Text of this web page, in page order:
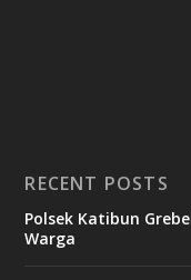
RECENT POSTS
Polsek Katibun
Warga